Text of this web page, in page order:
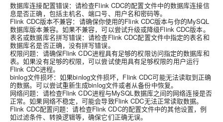
数据库连接配置错误：请检查Flink CDC的配置文件中的数据库连接信
息是否正确，包括主机名、端口号、用户名和密码等。
Flink CDC版本不兼容：请确保你使用的Flink CDC版本与你的MySQL
数据库版本兼容。如果不兼容，可以尝试升级或降级Flink CDC版本。
表名或数据库名拼写错误：请检查Flink CDC配置文件中指定的表名和
数据库名是否正确，没有拼写错误。
权限问题：请确保Flink CDC进程具有足够的权限访问指定的数据库和
表。如果没有足够的权限，可以尝试使用具有足够权限的用户运行
Flink CDC进程。
binlog文件损坏：如果binlog文件损坏，Flink CDC可能无法读取到正确
的数据。可以尝试重新生成binlog文件或者从备份中恢复。
网络问题：请检查Flink CDC进程与MySQL数据库之间的网络连接是否
正常。如果网络不稳定，可能会导致Flink CDC无法正常读取数据。
Flink CDC配置问题：请检查Flink CDC的配置文件中的其他设置，例
如过滤条件、转换逻辑等，确保它们正确无误。